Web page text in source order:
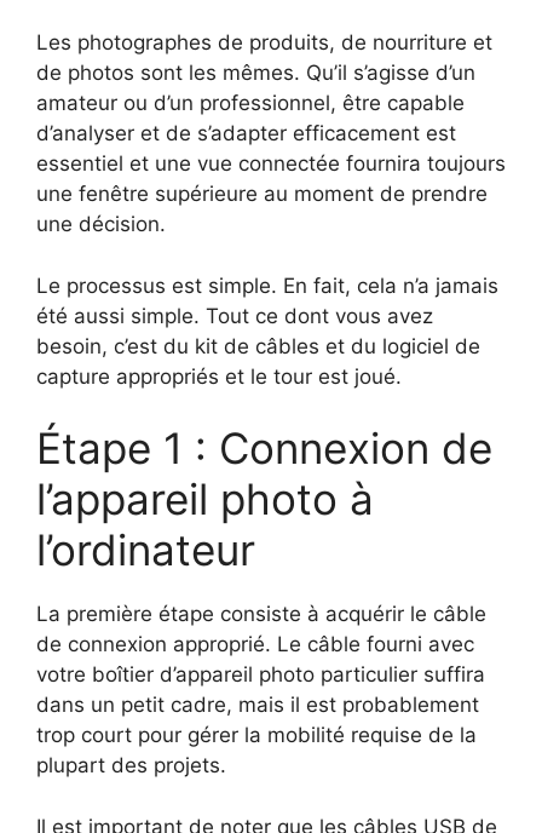
Les photographes de produits, de nourriture et
de photos sont les mêmes. Qu’il s’agisse d’un
amateur ou d’un professionnel, être capable
d’analyser et de s’adapter efficacement est
essentiel et une vue connectée fournira toujours
une fenêtre supérieure au moment de prendre
une décision.
Le processus est simple. En fait, cela n’a jamais
été aussi simple. Tout ce dont vous avez
besoin, c’est du kit de câbles et du logiciel de
capture appropriés et le tour est joué.
Étape 1 : Connexion de
l’appareil photo à
l’ordinateur
La première étape consiste à acquérir le câble
de connexion approprié. Le câble fourni avec
votre boîtier d’appareil photo particulier suffira
dans un petit cadre, mais il est probablement
trop court pour gérer la mobilité requise de la
plupart des projets.
Il est important de noter que les câbles USB de